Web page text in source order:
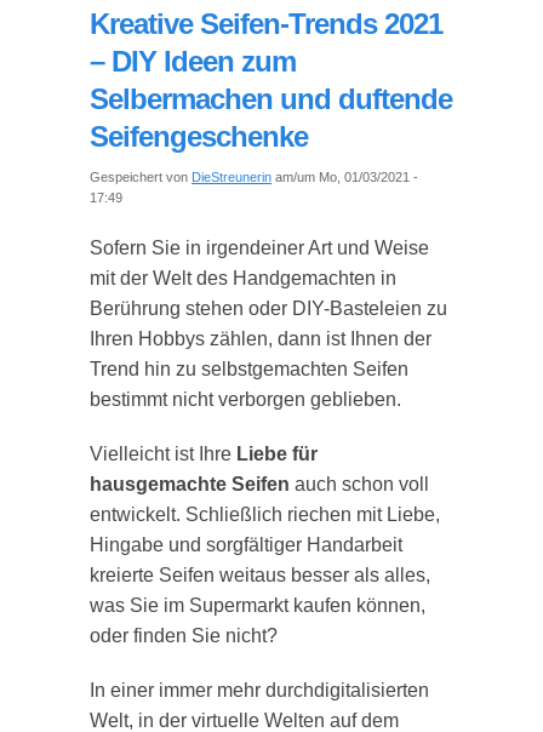
Kreative Seifen-Trends 2021
– DIY Ideen zum
Selbermachen und duftende
Seifengeschenke
Gespeichert von DieStreunerin am/um Mo, 01/03/2021 -
17:49
Sofern Sie in irgendeiner Art und Weise
mit der Welt des Handgemachten in
Berührung stehen oder DIY-Basteleien zu
Ihren Hobbys zählen, dann ist Ihnen der
Trend hin zu selbstgemachten Seifen
bestimmt nicht verborgen geblieben.
Vielleicht ist Ihre Liebe für
hausgemachte Seifen auch schon voll
entwickelt. Schließlich riechen mit Liebe,
Hingabe und sorgfältiger Handarbeit
kreierte Seifen weitaus besser als alles,
was Sie im Supermarkt kaufen können,
oder finden Sie nicht?
In einer immer mehr durchdigitalisierten
Welt, in der virtuelle Welten auf dem